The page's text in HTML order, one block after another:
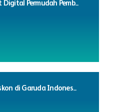
Permudah Pemb...
di Garuda Indones...